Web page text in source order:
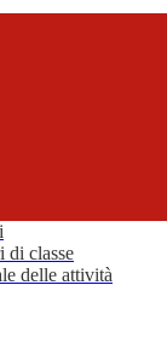
di classe
delle attività